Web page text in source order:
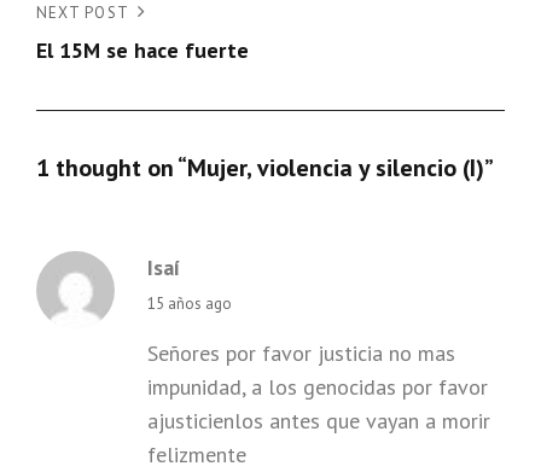
Next
Post
NEXT POST
El 15M se hace fuerte
1 thought on “Mujer, violencia y silencio (I)”
Isaí
says:
15 años ago
Señores por favor justicia no mas
impunidad, a los genocidas por favor
ajusticienlos antes que vayan a morir
felizmente